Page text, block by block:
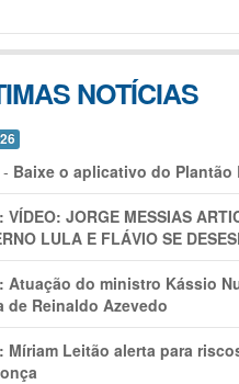
NOTÍCIAS
- Baixe o aplicativo do Plantão
VÍDEO: JORGE MESSIAS
LULA E FLÁVIO SE
Atuação do ministro Kássio
de Reinaldo Azevedo
Míriam Leitão alerta para